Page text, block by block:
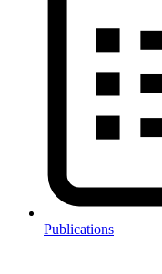
Publications